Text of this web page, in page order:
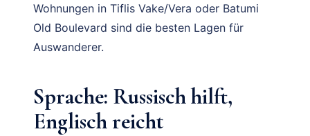
Wohnungen in Tiflis Vake/Vera oder Batumi
Old Boulevard sind die besten Lagen für
Auswanderer.
Sprache: Russisch hilft,
Englisch reicht